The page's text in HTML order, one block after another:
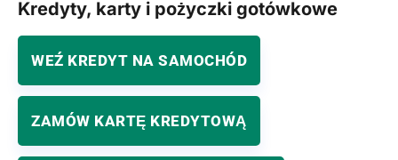
Kredyty, karty i pożyczki gotówkowe
WEŹ KREDYT NA SAMOCHÓD
ZAMÓW KARTĘ KREDYTOWĄ